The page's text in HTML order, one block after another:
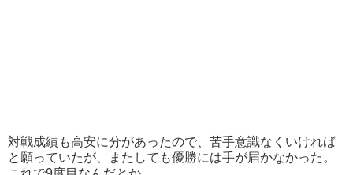
対戦成績も高安に分があったので、苦手意識なくいければ
と願っていたが、またしても優勝には手が届かなかった。